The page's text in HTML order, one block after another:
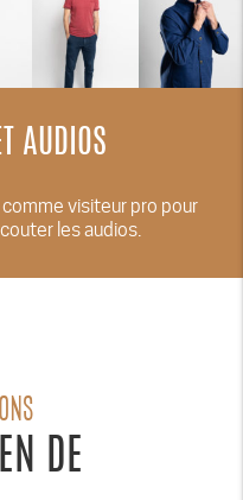
AUDIOS
comme visiteur pro pour
les audios.
DE